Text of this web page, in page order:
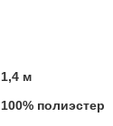
1,4 м
100% полиэстер